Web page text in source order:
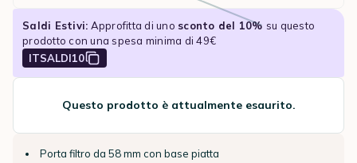
Saldi Estivi: Approfitta di uno sconto del 10% su questo
prodotto con una spesa minima di 49€
ITSALDI10
Questo prodotto è attualmente esaurito.
Porta filtro da 58 mm con base piatta